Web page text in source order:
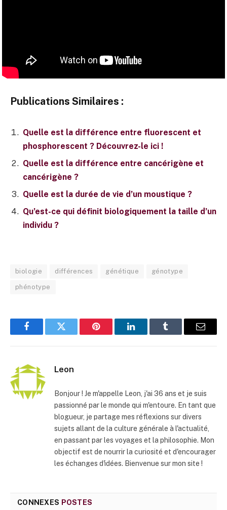
Publications Similaires :
Quelle est la différence entre fluorescent et
phosphorescent ? Découvrez-le ici !
Quelle est la différence entre cancérigène et
cancérigène ?
Quelle est la durée de vie d’un moustique ?
Qu’est-ce qui définit biologiquement la taille d’un
individu ?
biologie différences génétique génotype
phénotype
FacebookTwitter Pinterest LinkedInTumblr
E-
Leon
Bonjour ! Je m'appelle Leon, j'ai 36 ans et je suis
passionné par le monde qui m'entoure. En tant que
blogueur, je partage mes réflexions sur divers
sujets allant de la culture générale à l'actualité,
en passant par les voyages et la philosophie. Mon
objectif est de nourrir la curiosité et d'encourager
les échanges d'idées. Bienvenue sur mon site !
CONNEXES POSTES